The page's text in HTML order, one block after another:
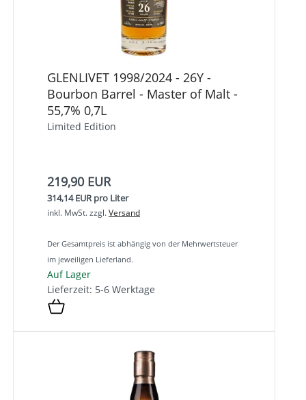
GLENLIVET 1998/2024 - 26Y -
Bourbon Barrel - Master of Malt -
55,7% 0,7L
Limited Edition
219,90 EUR
314,14 EUR pro Liter
inkl. MwSt.zzgl.Versand
Der Gesamtpreis ist abhängig von der Mehrwertsteuer
im jeweiligen Lieferland.
Auf Lager
Lieferzeit: 5-6 Werktage